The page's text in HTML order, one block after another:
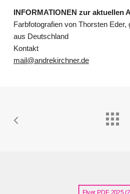
INFORMATIONEN zur aktuellen
Farbfotografien von Thorsten
aus Deutschland
Kontakt
mail@andrekirchner.de
Flyer PDF 2025